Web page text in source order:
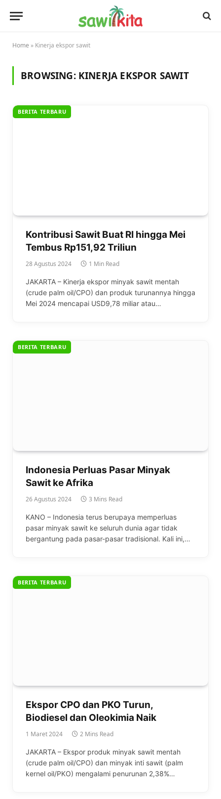
Home » Kinerja ekspor sawit
BROWSING: KINERJA EKSPOR SAWIT
BERITA TERBARU
Kontribusi Sawit Buat RI hingga Mei
Tembus Rp151,92 Triliun
28 Agustus 2024 1 Min Read
JAKARTA – Kinerja ekspor minyak sawit mentah
(crude palm oil/CPO) dan produk turunannya hingga
Mei 2024 mencapai USD9,78 miliar atau…
BERITA TERBARU
Indonesia Perluas Pasar Minyak
Sawit ke Afrika
26 Agustus 2024 3 Mins Read
KANO – Indonesia terus berupaya memperluas
pasar minyak sawit ke seluruh dunia agar tidak
bergantung pada pasar-pasar tradisional. Kali ini,…
BERITA TERBARU
Ekspor CPO dan PKO Turun,
Biodiesel dan Oleokimia Naik
1 Maret 2024 2 Mins Read
JAKARTA – Ekspor produk minyak sawit mentah
(crude palm oil/CPO) dan minyak inti sawit (palm
kernel oil/PKO) mengalami penurunan 2,38%…